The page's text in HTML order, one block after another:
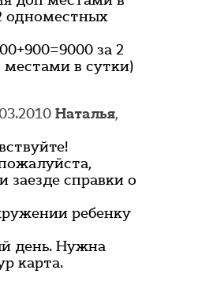
одноместных
за 2
в сутки)
Наталья,
справки о
ребенку
день. Нужна
карта.